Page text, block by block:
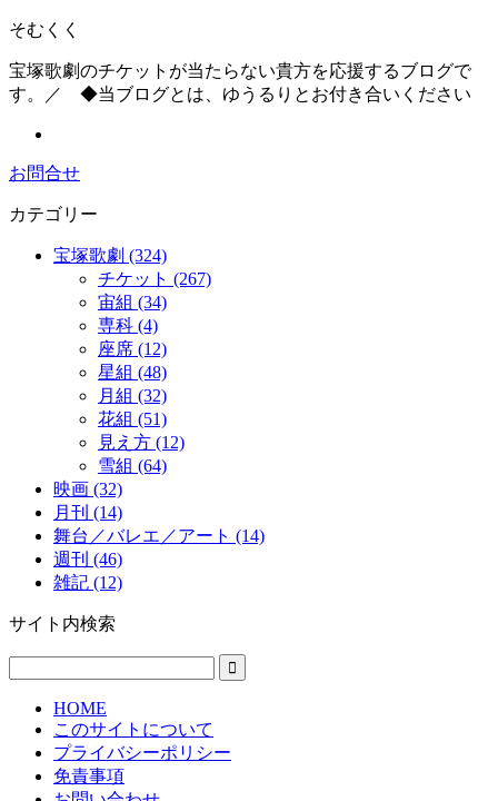
そむくく
宝塚歌劇のチケットが当たらない貴方を応援するブログで
す。／ ◆当ブログとは、ゆうるりとお付き合いください
お問合せ
カテゴリー
宝塚歌劇 (324)
チケット (267)
宙組 (34)
専科 (4)
座席 (12)
星組 (48)
月組 (32)
花組 (51)
見え方 (12)
雪組 (64)
映画 (32)
月刊 (14)
舞台／バレエ／アート (14)
週刊 (46)
雑記 (12)
サイト内検索
HOME
このサイトについて
プライバシーポリシー
免責事項